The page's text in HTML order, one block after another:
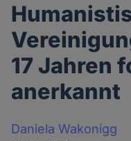
17 Jahren
anerkannt
Daniela Wakonigg